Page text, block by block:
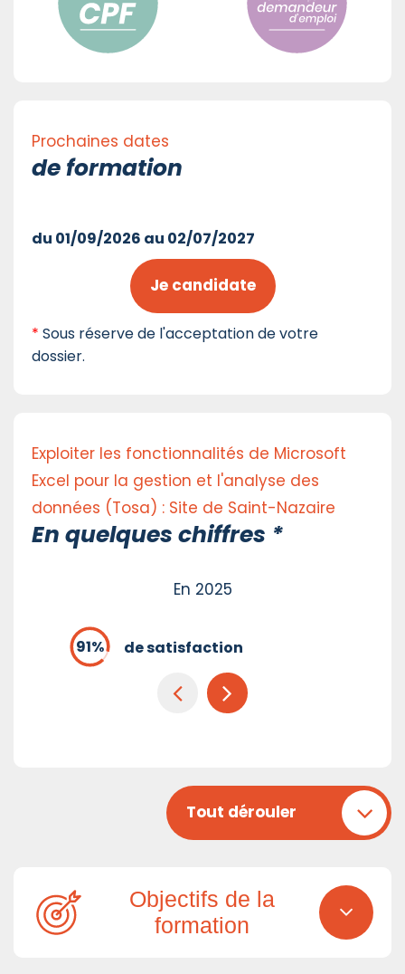
Prochaines dates
de formation
du 01/09/2026 au 02/07/2027
Je candidate
* Sous réserve de l'acceptation de votre
dossier.
Exploiter les fonctionnalités de Microsoft
Excel pour la gestion et l'analyse des
données (Tosa) : Site de Saint-Nazaire
En quelques chiffres *
En 2025
de satisfaction
Tout dérouler
Objectifs de la
formation